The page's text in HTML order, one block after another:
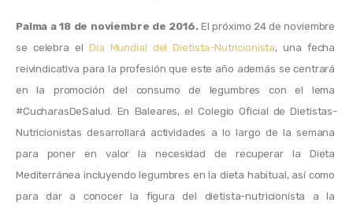
Palma a 18 de noviembre de 2016. El próximo 24 de noviembre
se celebra el Día Mundial del Dietista-Nutricionista, una fecha
reivindicativa para la profesión que este año además se centrará
en la promoción del consumo de legumbres con el lema
#CucharasDeSalud. En Baleares, el Colegio Oficial de Dietistas-
Nutricionistas desarrollará actividades a lo largo de la semana
para poner en valor la necesidad de recuperar la Dieta
Mediterránea incluyendo legumbres en la dieta habitual, así como
para dar a conocer la figura del dietista-nutricionista a la